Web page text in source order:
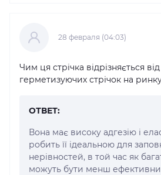
28 февраля (04:03)
Чим ця стрічка відрізняється
герметизуючих стрічок на
ОТВЕТ:
Вона має високу адгезію і
робить її ідеальною для
нерівностей, в той час як
можуть бути менш